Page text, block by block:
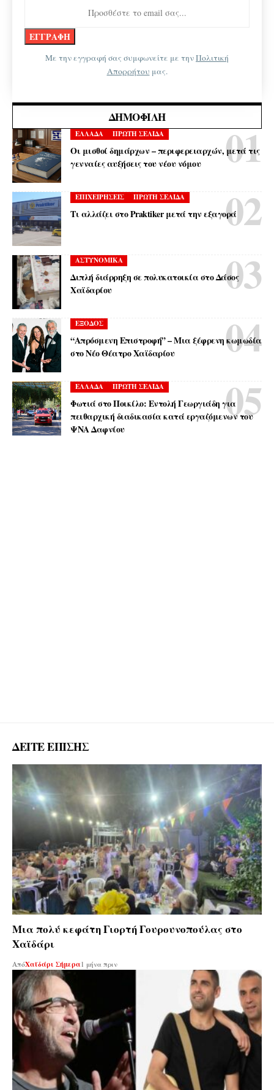
Με την εγγραφή σας συμφωνείτε με τηνΠολιτική
Απορρήτου μας.
ΔΗΜΟΦΙΛΉ
ΕΛΛΑΔΑ ΠΡΩΤΗ ΣΕΛΙΔΑ
Οι μισθοί δημάρχων – περιφερειαρχών, μετά τις
γενναίες αυξήσεις του νέου νόμου
ΕΠΙΧΕΙΡΗΣΕΙΣ ΠΡΩΤΗ ΣΕΛΙΔΑ
Τι αλλάζει στο Praktiker μετά την εξαγορά
ΑΣΤΥΝΟΜΙΚΑ
Διπλή διάρρηξη σε πολυκατοικία στο Δάσος
Χαϊδαρίου
ΕΞΟΔΟΣ
“Απρόσμενη Επιστροφή” – Μια ξέφρενη κωμωδία
στο Νέο Θέατρο Χαϊδαρίου
ΕΛΛΑΔΑ ΠΡΩΤΗ ΣΕΛΙΔΑ
Φωτιά στο Ποικίλο: Εντολή Γεωργιάδη για
πειθαρχική διαδικασία κατά εργαζόμενων του
ΨΝΑ Δαφνίου
ΔΕΙΤΕ ΕΠΙΣΗΣ
Μια πολύ κεφάτη Γιορτή Γουρουνοπούλας στο
Χαϊδάρι
ΑπόΧαϊδάρι Σήμερα 1 μήνα πριν